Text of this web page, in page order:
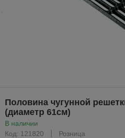
Половина чугунной
(диаметр 61см)
В наличии
Код: 121820
Розница